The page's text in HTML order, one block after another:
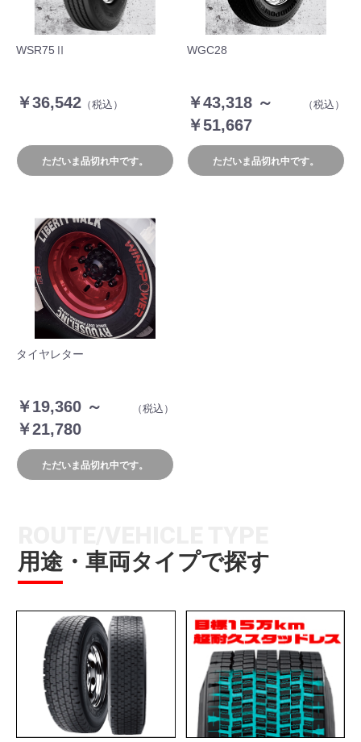
WSR75Ⅱ
￥36,542 （税込）
ただいま品切れ中です。
WGC28
￥43,318 ～
￥51,667
（税込）
ただいま品切れ中です。
タイヤレター
￥19,360 ～
￥21,780
（税込）
ただいま品切れ中です。
お買い物を続ける カートへ進む
用途・車両タイプで探す